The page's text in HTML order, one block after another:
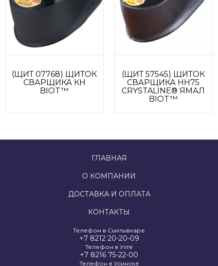
(ЩИТ 07768) ЩИТОК
СВАРЩИКА КН
BIOT™
(ЩИТ 57545) ЩИТОК
СВАРЩИКА НН75
CRYSTALINE® ЯМАЛ
BIOT™
ГЛАВНАЯ
О КОМПАНИИ
ДОСТАВКА И ОПЛАТА
КОНТАКТЫ
Телефон в Сыктывкаре
+7 8212 20-20-09
Телефон в Ухте
+7 8216 75-22-00
Телефон в Усинске